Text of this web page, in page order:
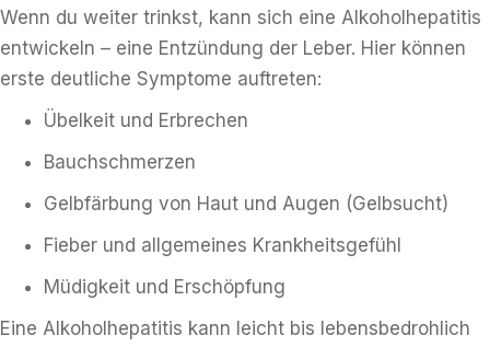
Wenn du weiter trinkst, kann sich eine Alkoholhepatitis
entwickeln – eine Entzündung der Leber. Hier können
erste deutliche Symptome auftreten:
Übelkeit und Erbrechen
Bauchschmerzen
Gelbfärbung von Haut und Augen (Gelbsucht)
Fieber und allgemeines Krankheitsgefühl
Müdigkeit und Erschöpfung
Eine Alkoholhepatitis kann leicht bis lebensbedrohlich